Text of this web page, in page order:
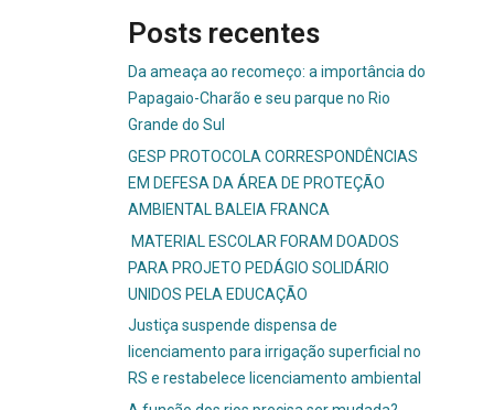
Posts recentes
Da ameaça ao recomeço: a importância do
Papagaio-Charão e seu parque no Rio
Grande do Sul
GESP PROTOCOLA CORRESPONDÊNCIAS
EM DEFESA DA ÁREA DE PROTEÇÃO
AMBIENTAL BALEIA FRANCA
MATERIAL ESCOLAR FORAM DOADOS
PARA PROJETO PEDÁGIO SOLIDÁRIO
UNIDOS PELA EDUCAÇÃO
Justiça suspende dispensa de
licenciamento para irrigação superficial no
RS e restabelece licenciamento ambiental